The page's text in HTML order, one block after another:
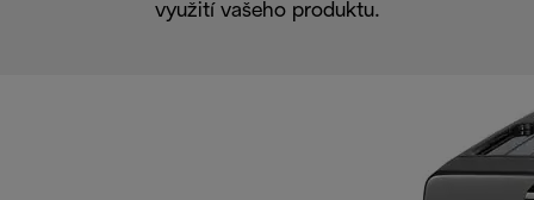
využití vašeho produktu.